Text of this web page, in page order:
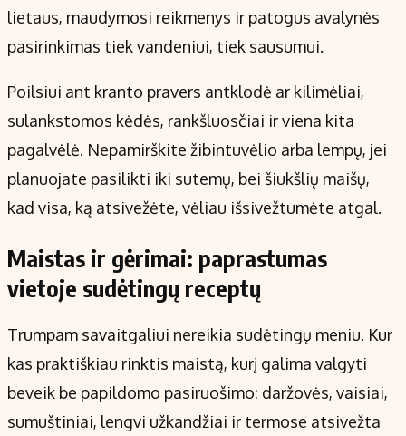
lietaus, maudymosi reikmenys ir patogus avalynės
pasirinkimas tiek vandeniui, tiek sausumui.
Poilsiui ant kranto pravers antklodė ar kilimėliai,
sulankstomos kėdės, rankšluosčiai ir viena kita
pagalvėlė. Nepamirškite žibintuvėlio arba lempų, jei
planuojate pasilikti iki sutemų, bei šiukšlių maišų,
kad visa, ką atsivežėte, vėliau išsivežtumėte atgal.
Maistas ir gėrimai: paprastumas
vietoje sudėtingų receptų
Trumpam savaitgaliui nereikia sudėtingų meniu. Kur
kas praktiškiau rinktis maistą, kurį galima valgyti
beveik be papildomo pasiruošimo: daržovės, vaisiai,
sumuštiniai, lengvi užkandžiai ir termose atsivežta